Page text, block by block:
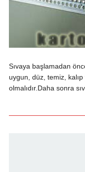
Sıvaya başlamadan
uygun, düz, temiz, kalıp
olmalıdır.Daha sonra